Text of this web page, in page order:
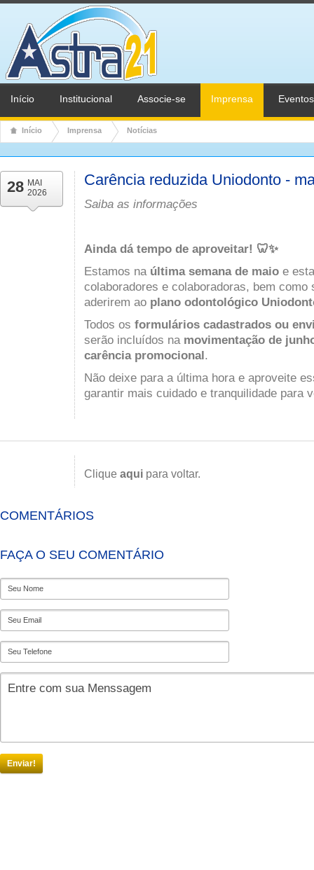
Início Institucional Associe-se Imprensa Eventos
Início Imprensa Notícias
28 MAI
2026
Carência reduzida Uniodonto -
Saiba as informações
Ainda dá tempo de aproveitar! 🦷✨
Estamos na última semana de maio e
colaboradores e colaboradoras, bem como
aderirem ao plano odontológico
Todos os formulários cadastrados ou
serão incluídos na movimentação de
carência promocional.
Não deixe para a última hora e aproveite
garantir mais cuidado e tranquilidade para
Clique aqui para voltar.
COMENTÁRIOS
FAÇA O SEU COMENTÁRIO
Enviar!